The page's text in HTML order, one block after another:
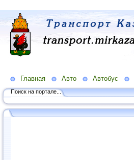
Главная Авто Автобус
Поиск на портале...